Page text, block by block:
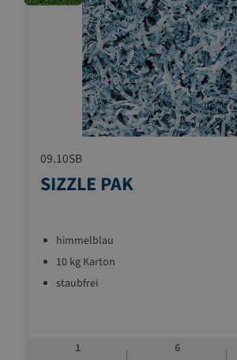
09.10SB
SIZZLE PAK
himmelblau
10 kg Karton
staubfrei
1 6